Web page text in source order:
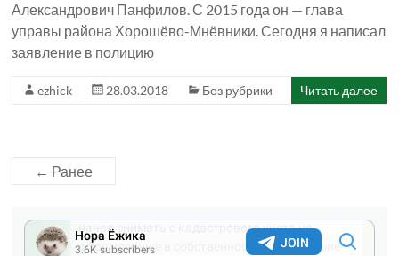
Александрович Панфилов. С 2015 года он — глава
управы района Хорошёво-Мнёвники. Сегодня я написал
заявление в полицию
ezhick 28.03.2018 Без рубрики Читать далее
← Ранее